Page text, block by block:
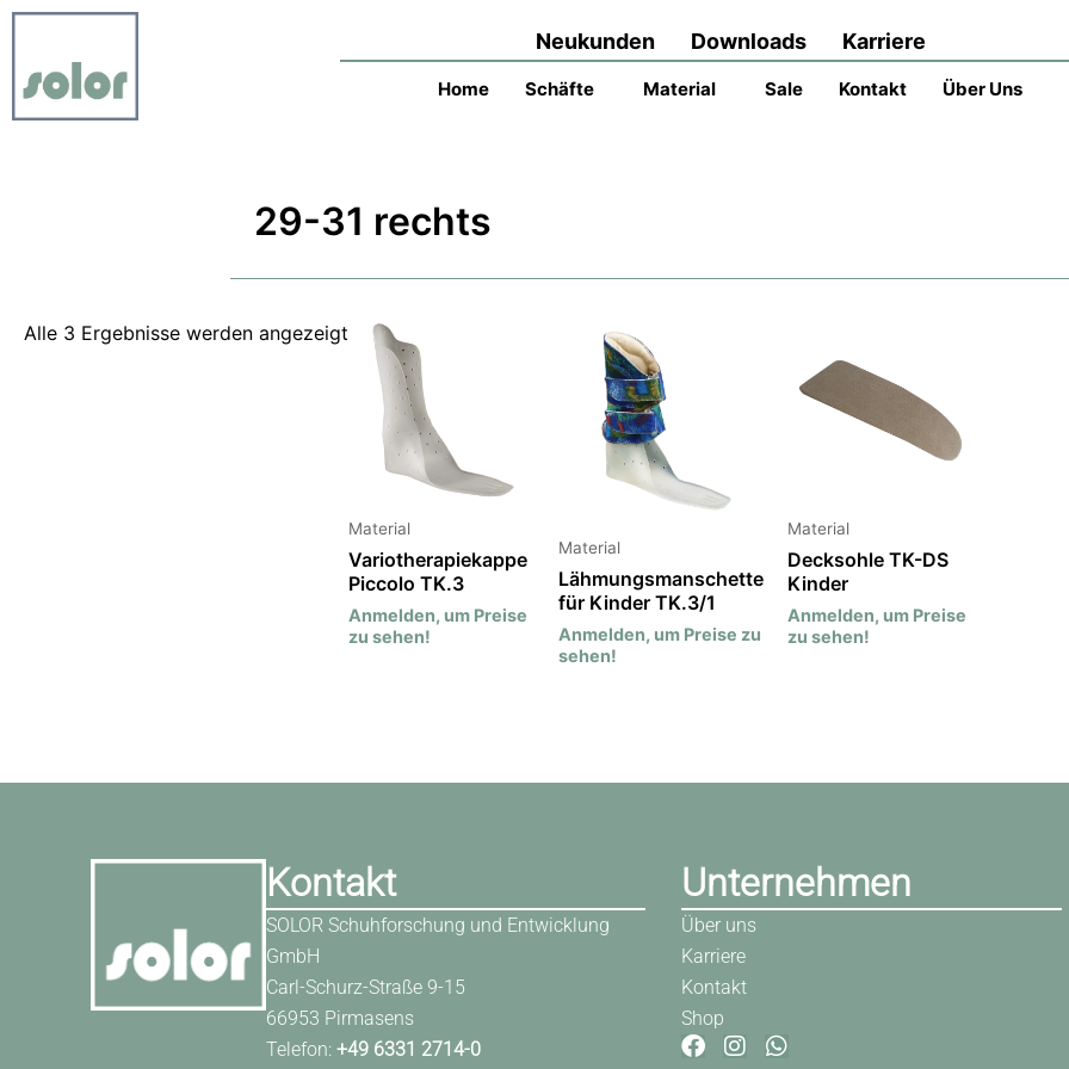
Zum
springen
Neukunden Downloads Karriere
Home Schäfte Material Sale Kontakt Über Uns
29-31 rechts
Alle 3 Ergebnisse werden angezeigt
Material
Variotherapiekappe
Piccolo TK.3
Anmelden, um Preise
zu sehen!
Material
Lähmungsmanschette
für Kinder TK.3/1
Anmelden, um Preise zu
sehen!
Material
Decksohle TK-DS
Kinder
Anmelden, um Preise
zu sehen!
Kontakt
SOLOR Schuhforschung und Entwicklung
GmbH
Carl-Schurz-Straße 9-15
66953 Pirmasens
Telefon:+49 6331 2714-0
Unternehmen
Über uns
Karriere
Kontakt
Shop
F
I
W